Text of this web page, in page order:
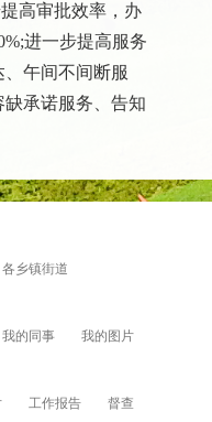
高审批效率，办
进一步提高服务
午间不间断服
承诺服务、告知
相融执法理
重大安全事故风
的违法行为，实
、第三次顶格处
真正感受到“有温
各乡镇街道
我的同事 我的图片
工作报告 督查